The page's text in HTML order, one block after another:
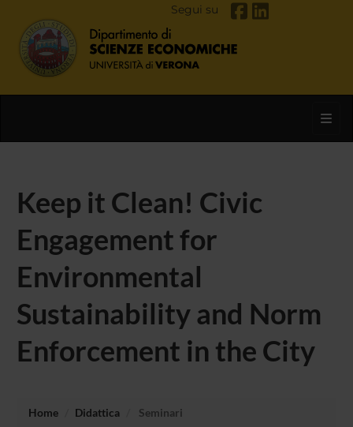
Segui su
Keep it Clean! Civic
Engagement for
Environmental
Sustainability and Norm
Enforcement in the City
Home Didattica Seminari